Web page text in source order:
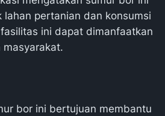
lahan pertanian dan konsumsi
ini dapat dimanfaatkan
masyarakat.
bor ini bertujuan membantu